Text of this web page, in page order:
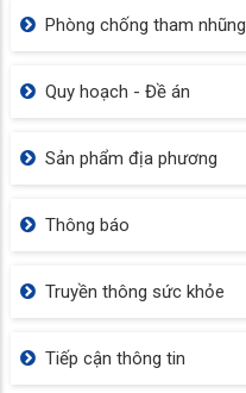
Phòng chống tham nhũng
Quy hoạch - Đề án
Sản phẩm địa phương
Thông báo
Truyền thông sức khỏe
Tiếp cận thông tin